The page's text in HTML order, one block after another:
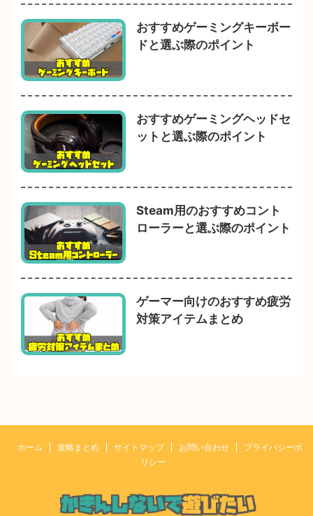
おすすめゲーミングキーボー
ドと選ぶ際のポイント
おすすめゲーミングヘッドセ
ットと選ぶ際のポイント
Steam用のおすすめコント
ローラーと選ぶ際のポイント
ゲーマー向けのおすすめ疲労
対策アイテムまとめ
ホーム 攻略まとめ サイトマップ お問い合わせ
プライバシーポ
リシー